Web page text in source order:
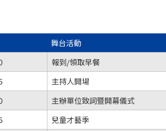
舞台活動
報到/領取早餐
主持人開場
主辦單位致詞暨開幕儀式
兒童才藝季